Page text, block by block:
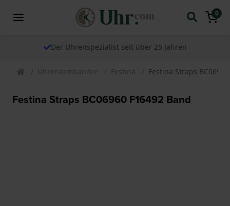
0
Der Uhrenspezialist seit über 25 Jahren
Uhrenarmbander Festina Festina Straps
Festina Straps BC06960 F16492 Band